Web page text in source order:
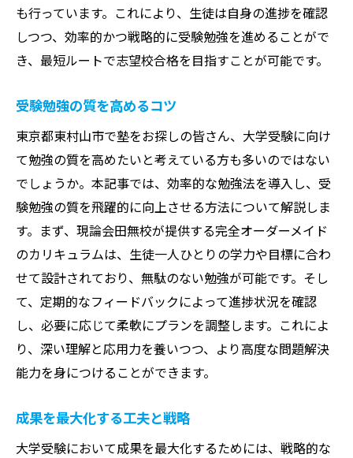
も行っています。これにより、生徒は自身の進捗を確認
しつつ、効率的かつ戦略的に受験勉強を進めることがで
き、最短ルートで志望校合格を目指すことが可能です。
受験勉強の質を高めるコツ
東京都東村山市で塾をお探しの皆さん、大学受験に向け
て勉強の質を高めたいと考えている方も多いのではない
でしょうか。本記事では、効率的な勉強法を導入し、受
験勉強の質を飛躍的に向上させる方法について解説しま
す。まず、現論会田無校が提供する完全オーダーメイド
のカリキュラムは、生徒一人ひとりの学力や目標に合わ
せて設計されており、無駄のない勉強が可能です。そし
て、定期的なフィードバックによって進捗状況を確認
し、必要に応じて柔軟にプランを調整します。これによ
り、深い理解と応用力を養いつつ、より高度な問題解決
能力を身につけることができます。
成果を最大化する工夫と戦略
大学受験において成果を最大化するためには、戦略的な